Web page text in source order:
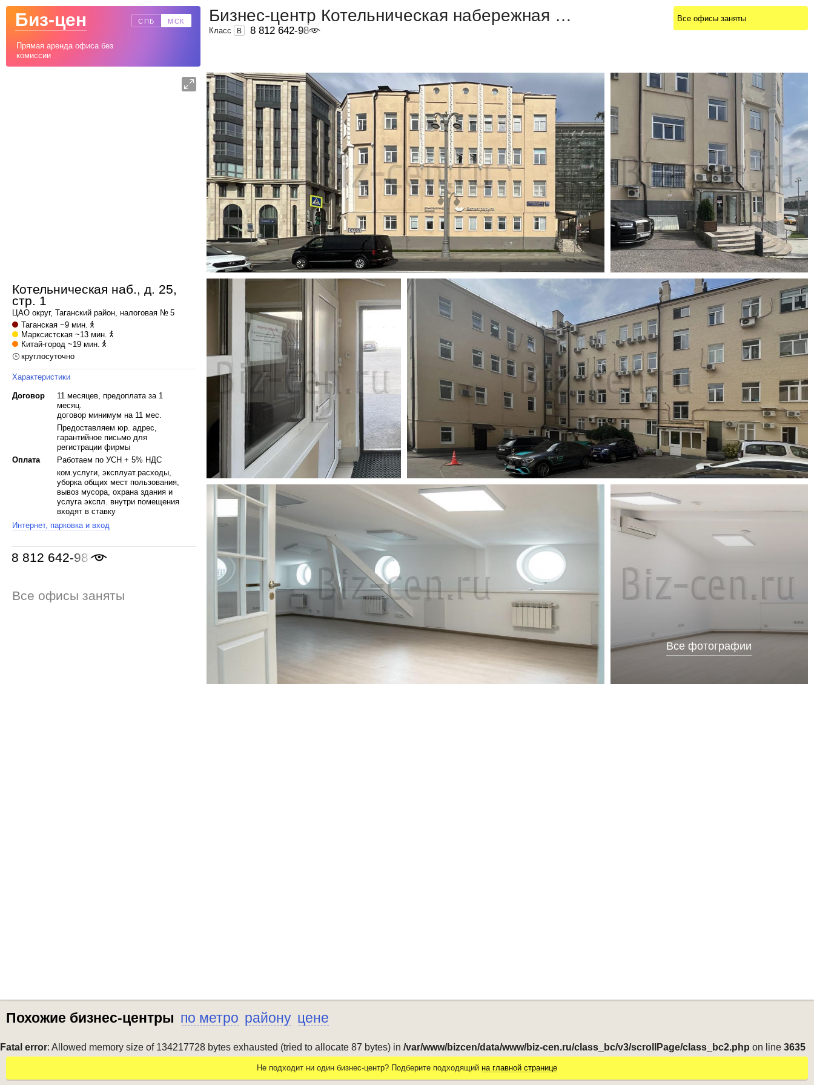
Биз-цен СПБ МСК
Прямая аренда офиса без
комиссии
Все офисы заняты
Бизнес-центр Котельническая набережная 25
Класс B 8 812 642-98-46
Котельническая наб., д. 25,
стр. 1
ЦАО округ, Таганский район, налоговая № 5
Таганская ~9 мин.
Марксистская ~13 мин.
Китай-город ~19 мин.
круглосуточно
Характеристики
Договор
11 месяцев, предоплата за 1
месяц.
договор минимум на 11 мес.
Предоставляем юр. адрес,
гарантийное письмо для
регистрации фирмы
Оплата
Работаем по УСН + 5% НДС
ком.услуги, эксплуат.расходы,
уборка общих мест пользования,
вывоз мусора, охрана здания и
услуга экспл. внутри помещения
входят в ставку
Интернет, парковка и вход
8 812 642-98-46
Все офисы заняты
Все фотографии
Похожие бизнес-центры по метро району цене
Fatal error: Allowed memory size of 134217728 bytes exhausted (tried to allocate 87 bytes) in /var/www/bizcen/data/www/biz-cen.ru/class_bc/v3/scrollPage/class_bc2.php on line 3635
Не подходит ни один бизнес-центр? Подберите подходящий на главной странице